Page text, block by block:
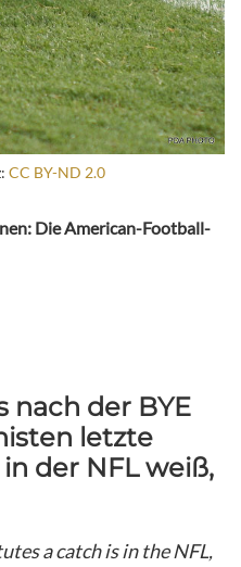
CC BY-ND 2.0
Die American-Football-
nach der BYE
letzte
der NFL weiß,
a catch is in the NFL,